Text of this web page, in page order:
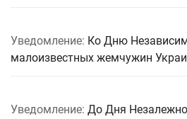
Уведомление: Ко Дню
малоизвестных жемчужин
Уведомление: До Дня